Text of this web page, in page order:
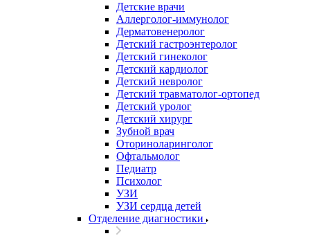
Детские врачи
Аллерголог-иммунолог
Дерматовенеролог
Детский гастроэнтеролог
Детский гинеколог
Детский кардиолог
Детский невролог
Детский травматолог-ортопед
Детский уролог
Детский хирург
Зубной врач
Оториноларинголог
Офтальмолог
Педиатр
Психолог
УЗИ
УЗИ сердца детей
Отделение диагностики